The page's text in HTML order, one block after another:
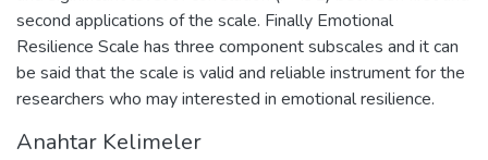
second applications of the scale. Finally Emotional
Resilience Scale has three component subscales and it can
be said that the scale is valid and reliable instrument for the
researchers who may interested in emotional resilience.
Anahtar Kelimeler